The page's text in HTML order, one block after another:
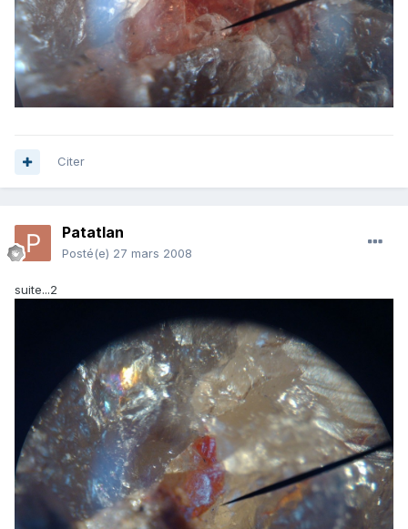
Citer
Patatlan
Posté(e) 27 mars 2008
suite...2